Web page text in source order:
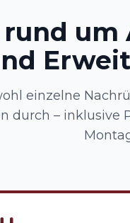
um
einzelne
durch – inklusive